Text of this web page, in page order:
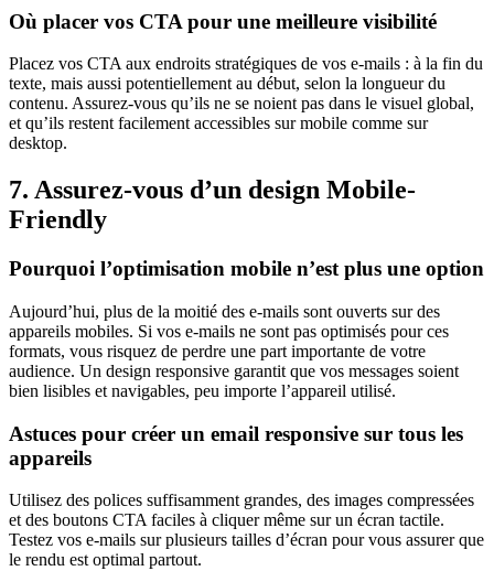
Où placer vos CTA pour une meilleure visibilité
Placez vos CTA aux endroits stratégiques de vos e-mails : à la fin du
texte, mais aussi potentiellement au début, selon la longueur du
contenu. Assurez-vous qu’ils ne se noient pas dans le visuel global,
et qu’ils restent facilement accessibles sur mobile comme sur
desktop.
7. Assurez-vous d’un design Mobile-
Friendly
Pourquoi l’optimisation mobile n’est plus une option
Aujourd’hui, plus de la moitié des e-mails sont ouverts sur des
appareils mobiles. Si vos e-mails ne sont pas optimisés pour ces
formats, vous risquez de perdre une part importante de votre
audience. Un design responsive garantit que vos messages soient
bien lisibles et navigables, peu importe l’appareil utilisé.
Astuces pour créer un email responsive sur tous les
appareils
Utilisez des polices suffisamment grandes, des images compressées
et des boutons CTA faciles à cliquer même sur un écran tactile.
Testez vos e-mails sur plusieurs tailles d’écran pour vous assurer que
le rendu est optimal partout.